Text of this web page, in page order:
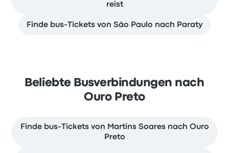
reist
Finde bus-Tickets von São Paulo nach Paraty
Beliebte Busverbindungen nach
Ouro Preto
Finde bus-Tickets von Martins Soares nach Ouro
Preto